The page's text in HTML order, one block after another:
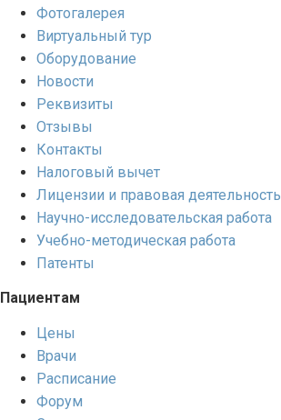
Фотогалерея
Виртуальный тур
Оборудование
Новости
Реквизиты
Отзывы
Контакты
Налоговый вычет
Лицензии и правовая деятельность
Научно-исследовательская работа
Учебно-методическая работа
Патенты
Пациентам
Цены
Врачи
Расписание
Форум